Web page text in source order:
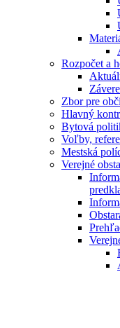
Rozpočet a
Zbor pre
Hlavný
Bytová
Voľby,
Mestská
Verejné